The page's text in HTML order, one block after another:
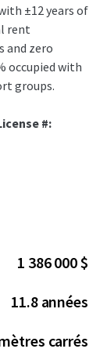
±12 years of
rent
and zero
occupied with
groups.
#:
1 386 000 $
11.8 années
carrés